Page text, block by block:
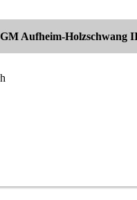
Aufheim-Holzschwang